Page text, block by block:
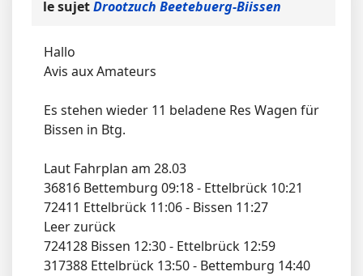
le sujetDrootzuch Beetebuerg-Biissen
Hallo
Avis aux Amateurs
Es stehen wieder 11 beladene Res Wagen für
Bissen in Btg.
Laut Fahrplan am 28.03
36816 Bettemburg 09:18 - Ettelbrück 10:21
72411 Ettelbrück 11:06 - Bissen 11:27
Leer zurück
724128 Bissen 12:30 - Ettelbrück 12:59
317388 Ettelbrück 13:50 - Bettemburg 14:40